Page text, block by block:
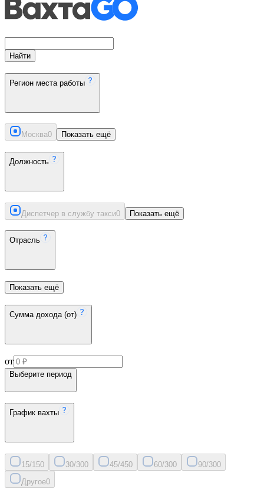
Найти
Регион места работы
Москва0 Показать ещё
Должность
Диспетчер в службу такси0 Показать ещё
Отрасль
Показать ещё
Сумма дохода (от)
от
Выберите период
График вахты
15/150 30/300 45/450 60/300 90/300
Другое0